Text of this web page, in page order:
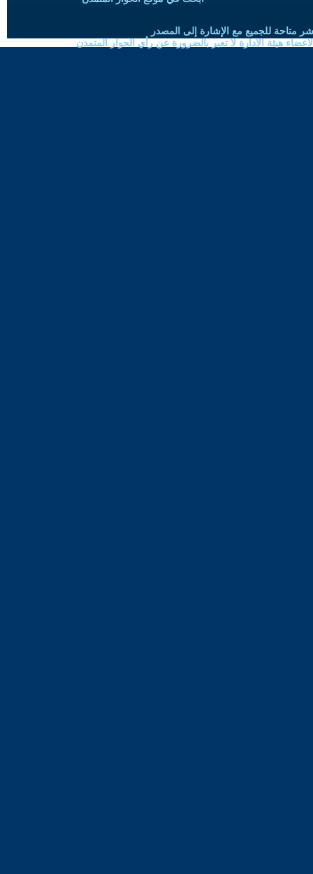
متاحة للجميع مع الإشارة إلى المصدر
هيئة الادارة لا تعبر بالضرورة عن رأي الحوار المتمدن